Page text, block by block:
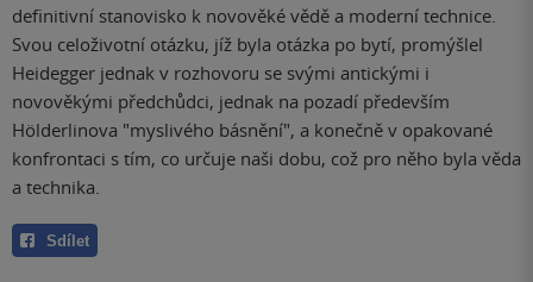
definitivní stanovisko k novověké vědě a moderní technice.
Svou celoživotní otázku, jíž byla otázka po bytí, promýšlel
Heidegger jednak v rozhovoru se svými antickými i
novověkými předchůdci, jednak na pozadí především
Hölderlinova "myslivého básnění", a konečně v opakované
konfrontaci s tím, co určuje naši dobu, což pro něho byla věda
a technika.
Sdílet